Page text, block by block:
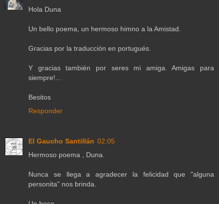
Hola Duna
Un bello poema, un hermoso himno a la Amistad.
Gracias por la traducción en portugués.
Y gracias también por seres mi amiga. Amigas para
siempre!...
Besitos
Responder
El Gaucho Santillán 02:05
Hermoso poema , Duna.
Nunca se llega a agradecer la felicidad que "alguna
personita" nos brinda.